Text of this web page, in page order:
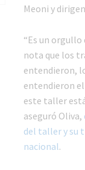
Meoni y
“Es un orgullo
nota que los
entendieron,
entendieron
este taller
aseguró Oliva,
del taller y su
nacional.